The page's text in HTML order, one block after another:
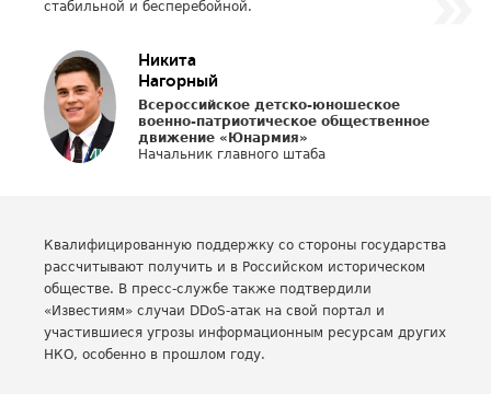
стабильной и бесперебойной.
Никита
Нагорный
Всероссийское детско-юношеское
военно-патриотическое общественное
движение «Юнармия»
Начальник главного штаба
Квалифицированную поддержку со стороны государства
рассчитывают получить и в Российском историческом
обществе. В пресс-службе также подтвердили
«Известиям» случаи DDoS-атак на свой портал и
участившиеся угрозы информационным ресурсам других
НКО, особенно в прошлом году.